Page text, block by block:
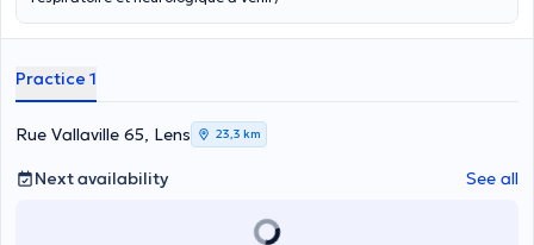
Practice 1
Rue Vallaville 65, Lens 23,3 km
Next availability See all